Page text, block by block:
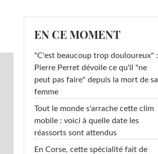
EN CE MOMENT
"C'est beaucoup trop douloureux" :
Pierre Perret dévoile ce qu'il "ne
peut pas faire" depuis la mort de sa
femme
Tout le monde s'arrache cette clim
mobile : voici à quelle date les
réassorts sont attendus
En Corse, cette spécialité fait de